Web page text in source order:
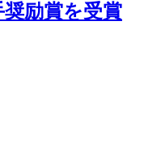
励賞を受賞